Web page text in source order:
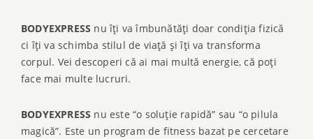
BODYEXPRESS nu îţi va îmbunătăţi doar condiţia fizică
ci îţi va schimba stilul de viaţă şi îţi va transforma
corpul. Vei descoperi că ai mai multă energie, că poţi
face mai multe lucruri.
BODYEXPRESS nu este “o soluţie rapidă” sau “o pilula
magică”. Este un program de fitness bazat pe cercetare